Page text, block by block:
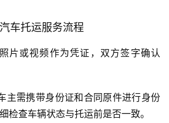
车托运服务流程
片或视频作为凭证，双方签字确认
主需携带身份证和合同原件进行身份
检查车辆状态与托运前是否一致。